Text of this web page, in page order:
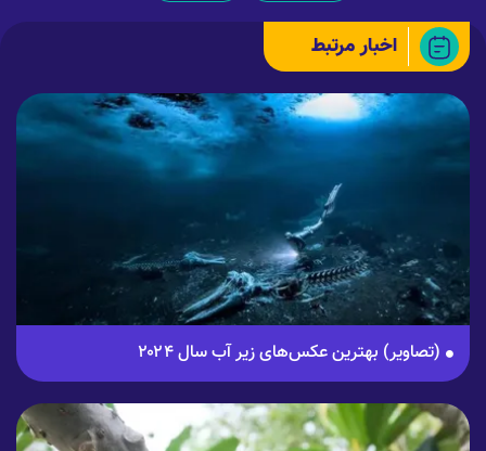
اخبار مرتبط
(تصاویر) بهترین عکس‌های زیر آب سال ۲۰۲۴